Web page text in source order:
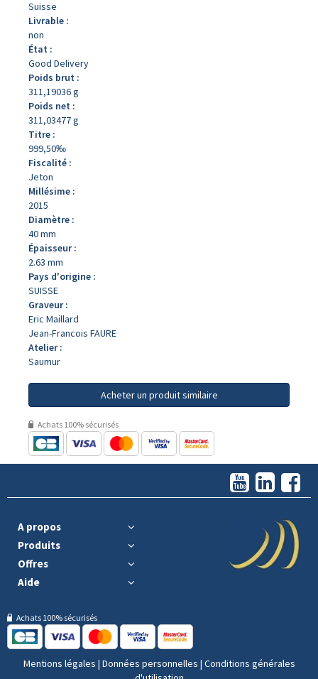
Suisse
Livrable :
non
État :
Good Delivery
Poids brut :
311,19036 g
Poids net :
311,03477 g
Titre :
999,50‰
Fiscalité :
Jeton
Millésime :
2015
Diamètre :
40 mm
Épaisseur :
2.63 mm
Pays d'origine :
SUISSE
Graveur :
Eric Maillard
Jean-Francois FAURE
Atelier :
Saumur
Acheter un produit similaire
Achats 100% sécurisés
A propos
Produits
Offres
Aide
Achats 100% sécurisés
Mentions légales | Données personnelles | Conditions générales